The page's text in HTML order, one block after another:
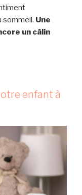
sommeil. Une
un câlin
enfant à